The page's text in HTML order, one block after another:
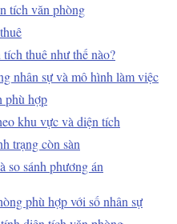
tích văn phòng
thuê như thế nào?
nhân sự và mô hình làm việc
phù hợp
khu vực và diện tích
trạng còn sàn
so sánh phương án
phù hợp với số nhân sự